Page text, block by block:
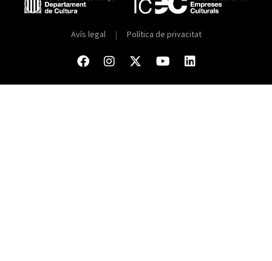
Avís legal | Política de privacitat
FacebookInstagram
TwitterYoutube